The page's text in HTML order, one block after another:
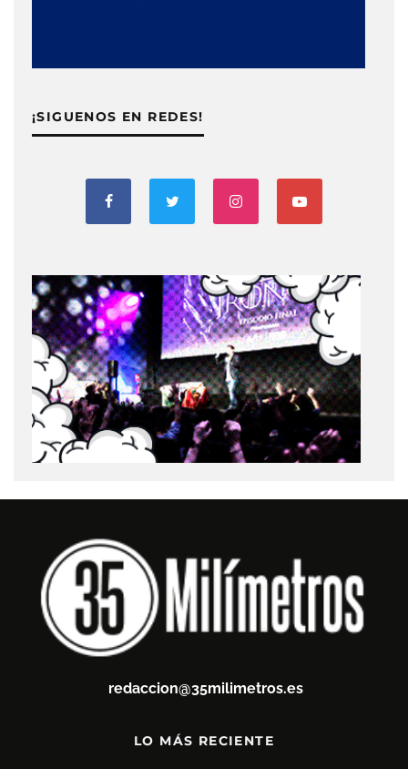
¡SIGUENOS EN REDES!
redaccion@35milimetros.es
LO MÁS RECIENTE